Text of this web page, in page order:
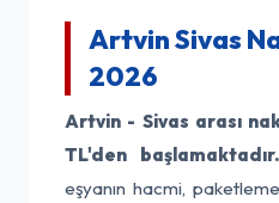
Artvin Sivas
2026
Artvin - Sivas arası
TL'den başlamaktadır.
eşyanın hacmi,